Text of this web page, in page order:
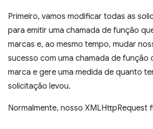
Primeiro, vamos modificar todas as
para emitir uma chamada de função
marcas e, ao mesmo tempo, mudar
sucesso com uma chamada de função
marca e gere uma medida de quanto
solicitação levou.
Normalmente, nosso XMLHttpRequest